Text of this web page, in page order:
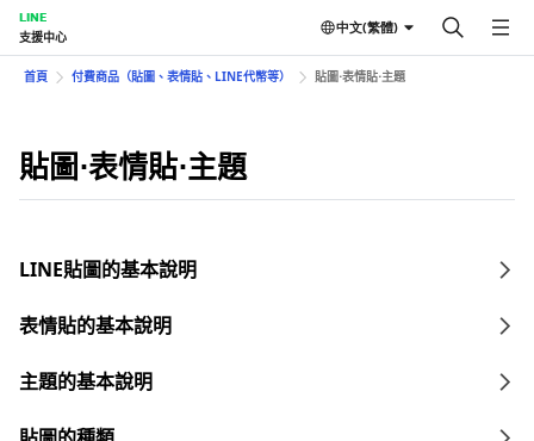
LINE
支援中心
中文(繁體)
首頁 付費商品（貼圖、表情貼、LINE代幣等） 貼圖⋅表情貼⋅主題
貼圖⋅表情貼⋅主題
LINE貼圖的基本說明
表情貼的基本說明
主題的基本說明